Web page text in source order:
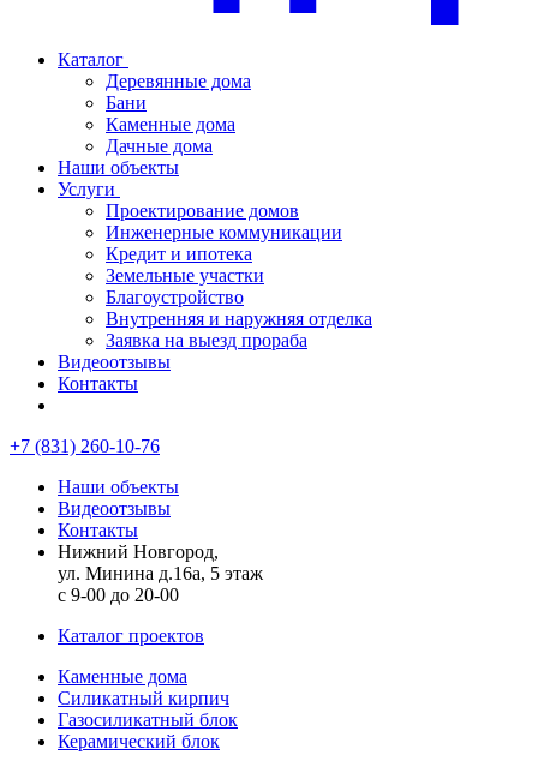
Каталог
Деревянные дома
Бани
Каменные дома
Дачные дома
Наши объекты
Услуги
Проектирование домов
Инженерные коммуникации
Кредит и ипотека
Земельные участки
Благоустройство
Внутренняя и наружняя отделка
Заявка на выезд прораба
Видеоотзывы
Контакты
+7 (831) 260-10-76
Наши объекты
Видеоотзывы
Контакты
Нижний Новгород,
ул. Минина д.16а, 5 этаж
с 9-00 до 20-00
Каталог проектов
Каменные дома
Силикатный кирпич
Газосиликатный блок
Керамический блок